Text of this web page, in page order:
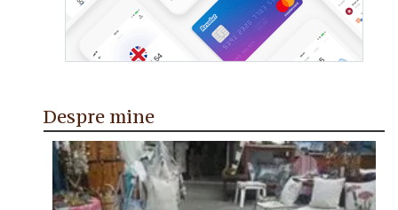
Despre mine